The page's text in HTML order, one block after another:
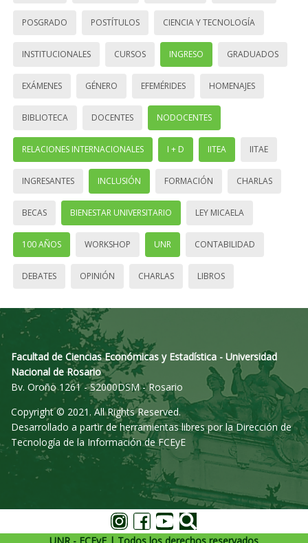
POSGRADO POSTÍTULOS CIENCIA Y TECNOLOGÍA
INSTITUCIONALES CURSOS INGRESO GRADUADOS
EXÁMENES GÉNERO EFEMÉRIDES HOMENAJES
BIBLIOTECA DOCENTES NODOCENTES
RELACIONES INTERNACIONALES I + D IITEA IITAE
INGRESANTES INCLUSIÓN FORMACIÓN CHARLAS
BECAS BIENESTAR UNIVERSITARIO LEY MICAELA
100 AÑOS WORKSHOP UNR CONTABILIDAD
DEBATES OPINIÓN CHARLAS LIBROS
Facultad de Ciencias Económicas y Estadística - Universidad
Nacional de Rosario
Bv. Oroño 1261 - S2000DSM - Rosario
Copyright © 2021. All Rights Reserved.
Desarrollado a partir de herramientas libres por la Dirección de
Tecnología de la Información de FCEyE